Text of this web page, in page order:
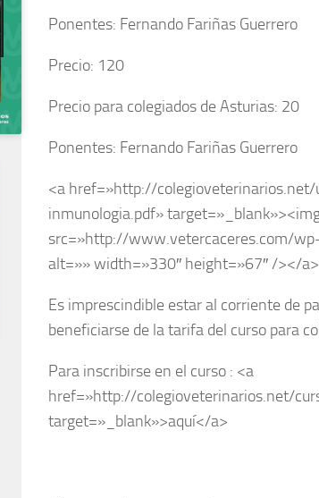
Ponentes: Fernando Fariñas Guerrero
Precio: 120
Precio para colegiados de Asturias: 20
Ponentes: Fernando Fariñas Guerrero
<a href=»http://
inmunologia.pdf»
src=»http://www.vetercaceres.com/
alt=»» width=»330″ height=»67″ /></a>
Es imprescindible estar al corriente de
beneficiarse de la tarifa del curso para
Para inscribirse en el curso : <a
href=»http://colegioveterinarios.net/
target=»_blank»>aquí</a>